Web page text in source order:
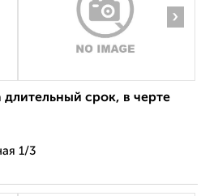
›
срок, в черте
1/3